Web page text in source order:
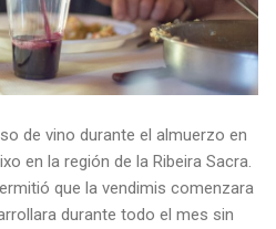
de vino durante el almuerzo en
en la región de la Ribeira Sacra.
que la vendimis comenzara
durante todo el mes sin